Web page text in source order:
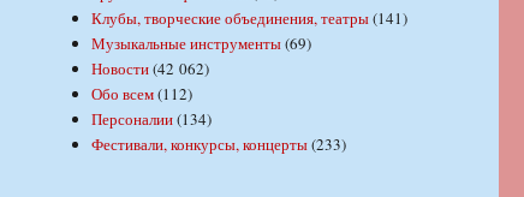
Клубы, творческие объединения, театры(141)
Музыкальные инструменты(69)
Новости(42 062)
Обо всем(112)
Персоналии(134)
Фестивали, конкурсы, концерты(233)